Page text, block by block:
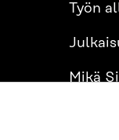
Työn
Mikä